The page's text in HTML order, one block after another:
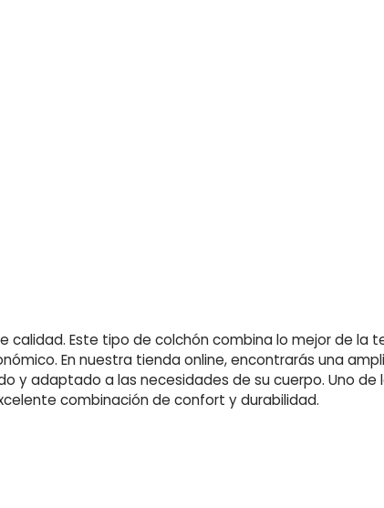
calidad. Este tipo de colchón combina lo mejor de la
En nuestra tienda online, encontrarás una
y adaptado a las necesidades de su cuerpo. Uno de
combinación de confort y durabilidad.